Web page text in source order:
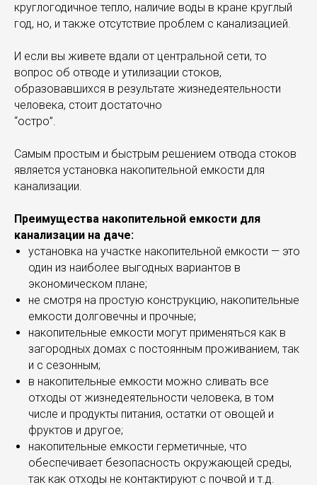
круглогодичное тепло, наличие воды в кране круглый
год, но, и также отсутствие проблем с канализацией.
И если вы живете вдали от центральной сети, то
вопрос об отводе и утилизации стоков,
образовавшихся в результате жизнедеятельности
человека, стоит достаточно
“остро”.
Самым простым и быстрым решением отвода стоков
является установка накопительной емкости для
канализации.
Преимущества накопительной емкости для
канализации на даче:
установка на участке накопительной емкости — это
один из наиболее выгодных вариантов в
экономическом плане;
не смотря на простую конструкцию, накопительные
емкости долговечны и прочные;
накопительные емкости могут применяться как в
загородных домах с постоянным проживанием, так
и с сезонным;
в накопительные емкости можно сливать все
отходы от жизнедеятельности человека, в том
числе и продукты питания, остатки от овощей и
фруктов и другое;
накопительные емкости герметичные, что
обеспечивает безопасность окружающей среды,
так как отходы не контактируют с почвой и т.д.